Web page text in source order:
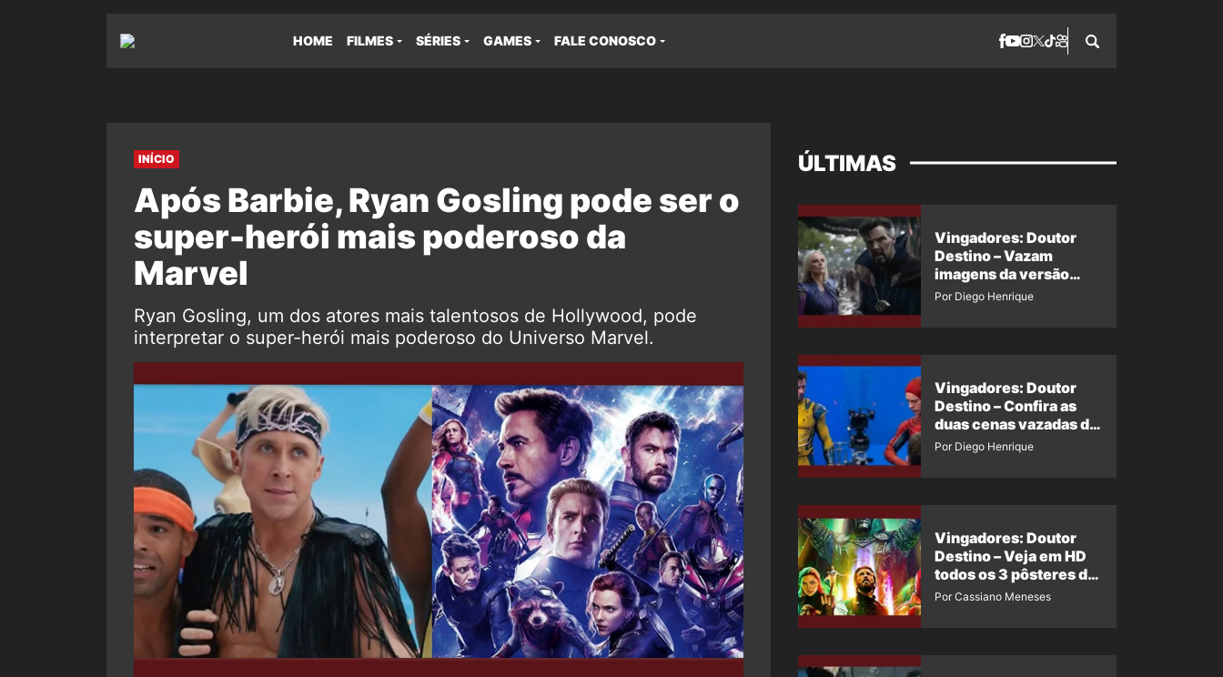
HOME FILMES SÉRIES GAMES FALE CONOSCO
INÍCIO
Após Barbie, Ryan Gosling pode ser o
super-herói mais poderoso da
Marvel
Ryan Gosling, um dos atores mais talentosos de Hollywood, pode
interpretar o super-herói mais poderoso do Universo Marvel.
ÚLTIMAS
Vingadores: Doutor
Destino – Vazam
imagens da versão
maligna do Doutor
Por Diego Henrique
Vingadores: Doutor
Destino – Confira as
duas cenas vazadas do
Wolverine e o Homem-
Por Diego Henrique
Vingadores: Doutor
Destino – Veja em HD
todos os 3 pôsteres de
‘Doomsday’ + 1 imagem
Por Cassiano Meneses